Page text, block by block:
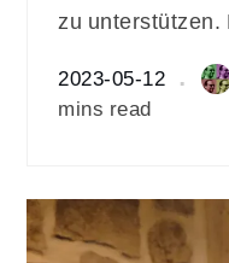
zu
2023-05-12
mins read